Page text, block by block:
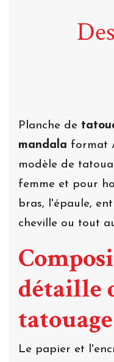
Planche de
mandala format
modèle de
femme et pour
bras, l'épaule,
cheville ou tout
détaille
tatouage
Le papier et